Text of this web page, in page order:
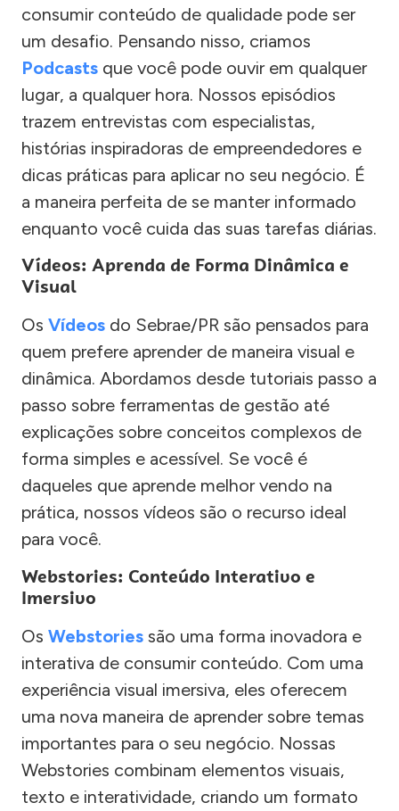
consumir conteúdo de qualidade pode ser
um desafio. Pensando nisso, criamos
Podcasts que você pode ouvir em qualquer
lugar, a qualquer hora. Nossos episódios
trazem entrevistas com especialistas,
histórias inspiradoras de empreendedores e
dicas práticas para aplicar no seu negócio. É
a maneira perfeita de se manter informado
enquanto você cuida das suas tarefas diárias.
Vídeos: Aprenda de Forma Dinâmica e
Visual
Os Vídeos do Sebrae/PR são pensados para
quem prefere aprender de maneira visual e
dinâmica. Abordamos desde tutoriais passo a
passo sobre ferramentas de gestão até
explicações sobre conceitos complexos de
forma simples e acessível. Se você é
daqueles que aprende melhor vendo na
prática, nossos vídeos são o recurso ideal
para você.
Webstories: Conteúdo Interativo e
Imersivo
Os Webstories são uma forma inovadora e
interativa de consumir conteúdo. Com uma
experiência visual imersiva, eles oferecem
uma nova maneira de aprender sobre temas
importantes para o seu negócio. Nossas
Webstories combinam elementos visuais,
texto e interatividade, criando um formato